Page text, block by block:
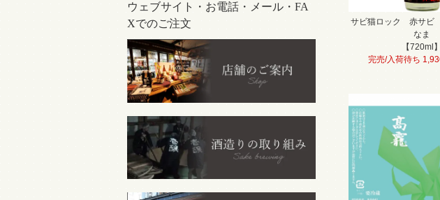
サビ猫ロック 赤サ
なま
【720ml】
完売/入荷待ち
ウェブサイト・お電話・メール・FA
Xでのご注文